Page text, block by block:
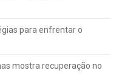
para enfrentar o
mostra recuperação no